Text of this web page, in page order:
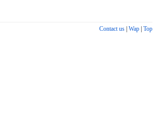
Contact us| Wap| Top